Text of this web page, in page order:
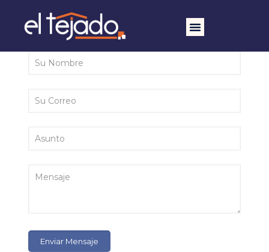
Déjenos un mensaje